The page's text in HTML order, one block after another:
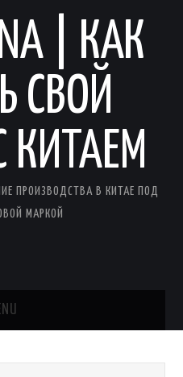
| КАК
СВОЙ
КИТАЕМ
ПРОИЗВОДСТВА В КИТАЕ ПОД
МАРКОЙ